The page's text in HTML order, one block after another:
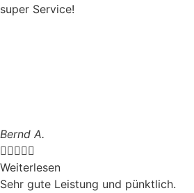
super Service!
Bernd A.

Weiterlesen
Sehr gute Leistung und pünktlich.